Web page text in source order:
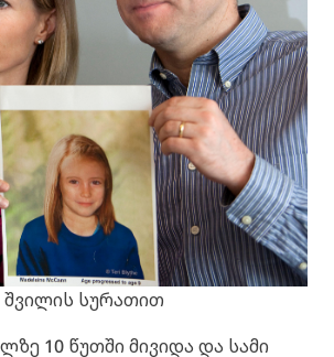
შვილის სურათით
10 წუთში მივიდა და სამი